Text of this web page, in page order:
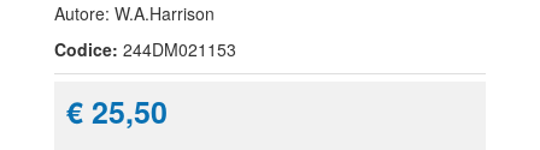
Autore: W.A.Harrison
Codice: 244DM021153
€ 25,50